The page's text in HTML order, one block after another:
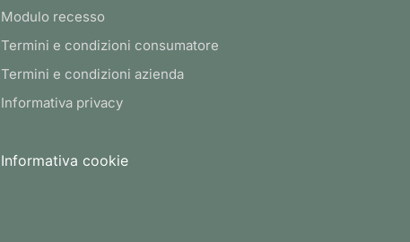
Modulo recesso
Termini e condizioni consumatore
Termini e condizioni azienda
Informativa privacy
Informativa cookie